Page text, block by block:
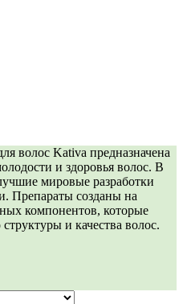
волос Kativa предназначена
и здоровья волос. В
мировые разработки
Препараты созданы на
компонентов, которые
и качества волос.